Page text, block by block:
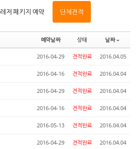
레저 패키지 예약 단체견적
예약날짜 상태 날짜
2016-04-29 견적완료 2016.04.05
2016-04-16 견적완료 2016.04.04
2016-04-29 견적완료 2016.04.04
2016-04-16 견적완료 2016.04.04
2016-05-13 견적완료 2016.04.04
2016-04-29 견적완료 2016.04.04